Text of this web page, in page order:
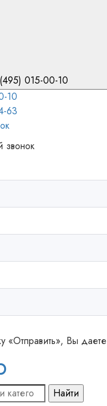
015-00-10
10
63
звонок
«Отправить», Вы даете
Найти